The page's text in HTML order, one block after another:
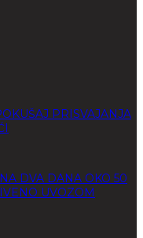
PRISVAJANJA
DVA DANA OKO 50
UVOZOM